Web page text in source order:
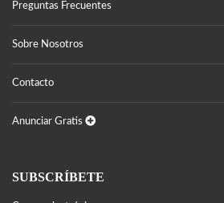
Preguntas Frecuentes
Sobre Nosotros
Contacto
Anunciar Gratis
SUBSCRÍBETE